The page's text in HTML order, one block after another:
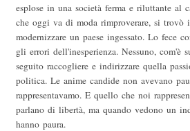
esplose in una società ferma e riluttante al
che oggi va di moda rimproverare, si trovò
modernizzare un paese ingessato. Lo fece
gli errori dell'inesperienza. Nessuno, com'è
seguito raccogliere e indirizzare quella
politica. Le anime candide non avevano
rappresentavamo. E quello che noi
parlano di libertà, ma quando vedono un
hanno paura.